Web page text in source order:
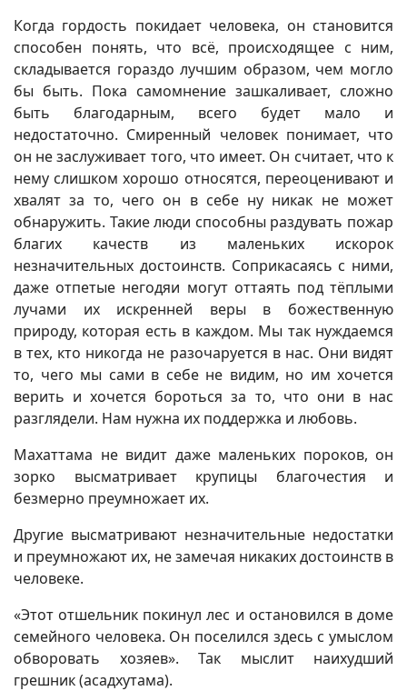
Когда гордость покидает человека, он становится
способен понять, что всё, происходящее с ним,
складывается гораздо лучшим образом, чем могло
бы быть. Пока самомнение зашкаливает, сложно
быть благодарным, всего будет мало и
недостаточно. Смиренный человек понимает, что
он не заслуживает того, что имеет. Он считает, что к
нему слишком хорошо относятся, переоценивают и
хвалят за то, чего он в себе ну никак не может
обнаружить. Такие люди способны раздувать пожар
благих качеств из маленьких искорок
незначительных достоинств. Соприкасаясь с ними,
даже отпетые негодяи могут оттаять под тёплыми
лучами их искренней веры в божественную
природу, которая есть в каждом. Мы так нуждаемся
в тех, кто никогда не разочаруется в нас. Они видят
то, чего мы сами в себе не видим, но им хочется
верить и хочется бороться за то, что они в нас
разглядели. Нам нужна их поддержка и любовь.
Махаттама не видит даже маленьких пороков, он
зорко высматривает крупицы благочестия и
безмерно преумножает их.
Другие высматривают незначительные недостатки
и преумножают их, не замечая никаких достоинств в
человеке.
«Этот отшельник покинул лес и остановился в доме
семейного человека. Он поселился здесь с умыслом
обворовать хозяев». Так мыслит наихудший
грешник (асадхутама).